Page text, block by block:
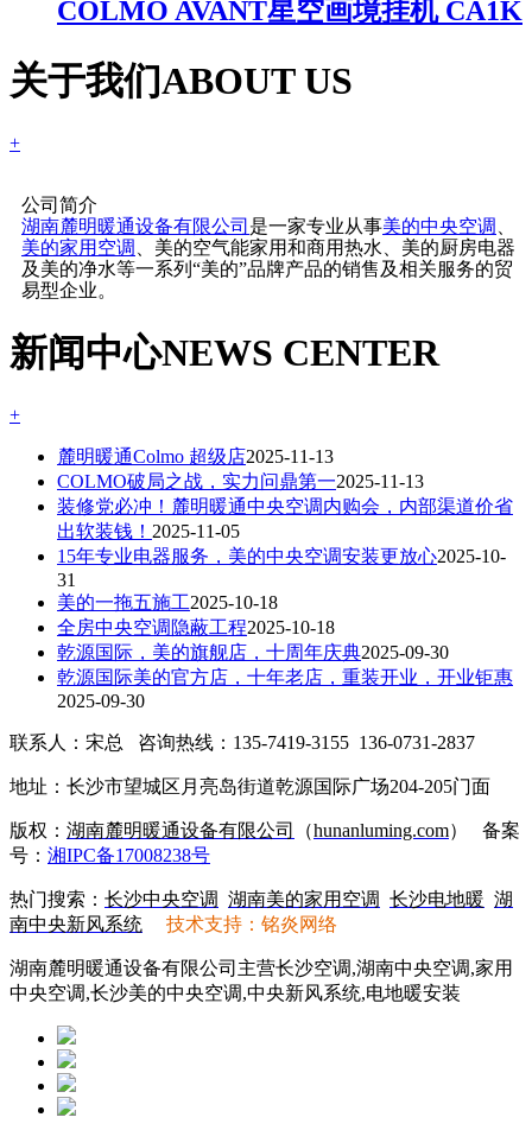
COLMO AVANT星空画境挂机 CA1K
关于我们ABOUT US
+
公司简介
湖南麓明暖通设备有限公司 是一家专业从事美的中央空调
美的家用空调
、美的空气能家用和商用热水、美的厨房电器
及美的净水等一系列“美的”品牌产品的销售及相关服务的贸
易型企业。
新闻中心NEWS CENTER
+
麓明暖通Colmo 超级店2025-11-13
COLMO破局之战，实力问鼎第一2025-11-13
装修党必冲！麓明暖通中央空调内购会，内部渠道价省
出软装钱！ 2025-11-05
15年专业电器服务，美的中央空调安装更放心2025-10-
31
美的一拖五施工2025-10-18
全房中央空调隐蔽工程2025-10-18
乾源国际，美的旗舰店，十周年庆典2025-09-30
乾源国际美的官方店，十年老店，重装开业，开业钜惠
2025-09-30
联系人：宋总 咨询热线：135-7419-3155 136-0731-2837
地址：长沙市望城区月亮岛街道乾源国际广场204-205门面
版权： 湖南麓明暖通设备有限公司 （hunanluming.com）
备案
号： 湘IPC备17008238号
热门搜索： 长沙中央空调 湖南美的家用空调 长沙电地暖 湖
南中央新风系统
技术支持：铭炎网络
湖南麓明暖通设备有限公司主营长沙空调,湖南中央空调,家用
中央空调,长沙美的中央空调,中央新风系统,电地暖安装